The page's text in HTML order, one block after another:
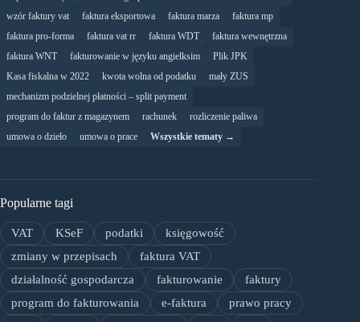
wzór faktury vat
faktura eksportowa faktura marza
faktura mp
faktura pro-forma
faktura vat rr faktura WDT
faktura wewnętrzna
faktura WNT
fakturowanie w języku angielksim
Plik JPK
Kasa fiskalna w 2022
kwota wolna od podatku
mały ZUS
mechanizm podzielnej płatności – split payment
program do faktur z magazynem
rachunek
rozliczenie paliwa
umowa o dzieło
umowa o prace Wszystkie tematy →
Popularne tagi
VAT KSeF podatki
księgowość
zmiany w przepisach
faktura VAT
działalność gospodarcza
fakturowanie
faktury
program do fakturowania
e-faktura
prawo pracy